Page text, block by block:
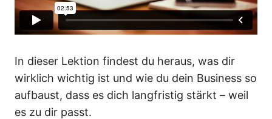
Deine Struktur
Dein Business FLOW
In dieser Lektion findest du heraus, was dir
wirklich wichtig ist und wie du dein Business so
aufbaust, dass es dich langfristig stärkt – weil
es zu dir passt.